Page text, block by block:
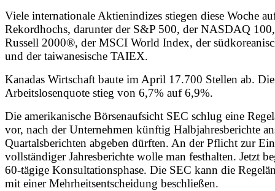
Viele internationale Aktienindizes stiegen diese Woche
Rekordhochs, darunter der S&P 500, der NASDAQ
Russell 2000®, der MSCI World Index, der
und der taiwanesische TAIEX.
Kanadas Wirtschaft baute im April 17.700 Stellen ab. Die
Arbeitslosenquote stieg von 6,7% auf 6,9%.
Die amerikanische Börsenaufsicht SEC schlug eine
vor, nach der Unternehmen künftig Halbjahresberichte
Quartalsberichten abgeben dürften. An der Pflicht zur
vollständiger Jahresberichte wolle man festhalten. Jetzt
60-tägige Konsultationsphase. Die SEC kann die
mit einer Mehrheitsentscheidung beschließen.